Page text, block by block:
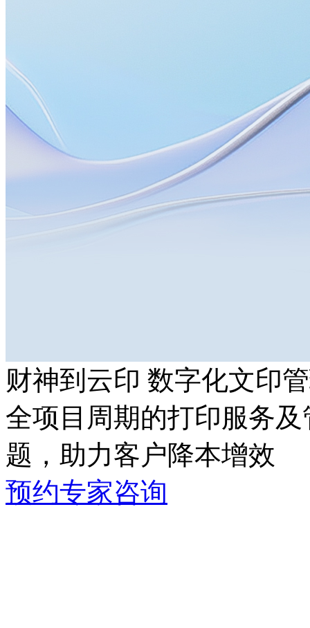
财神到云印 数字化文印
全项目周期的打印服务及
题，助力客户降本增效
预约专家咨询